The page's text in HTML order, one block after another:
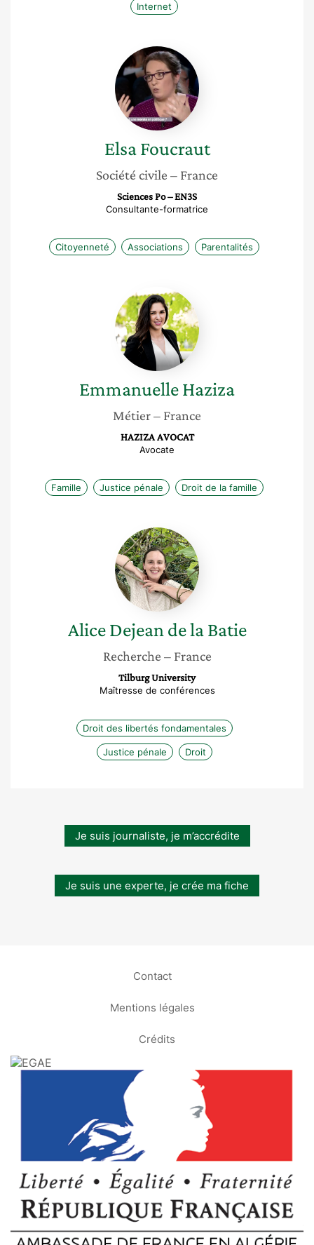
Internet
Elsa
Foucraut
Elsa Foucraut
Société civile – France
Sciences Po – EN3S
Consultante-formatrice
Citoyenneté Associations Parentalités
Emmanuelle
Haziza
EmmanuelleHaziza
Métier– France
HAZIZA AVOCAT
Avocate
Famille Justice pénale Droit de la famille
Alice
Dejean
de
la
Batie
Alice Dejean de la Batie
Recherche – France
Tilburg University
Maîtresse de conférences
Droit des libertés fondamentales
Justice pénale Droit
Je suis journaliste, je m’accrédite
Je suis une experte, je crée ma fiche
Contact
Mentions légales
Crédits